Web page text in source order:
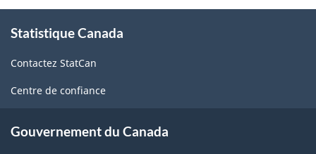
l'Amérique
du
Nord
(SCIAN)
2017
propos
ce
site
Statistique Canada
Contactez StatCan
Centre de confiance
Gouvernement du Canada